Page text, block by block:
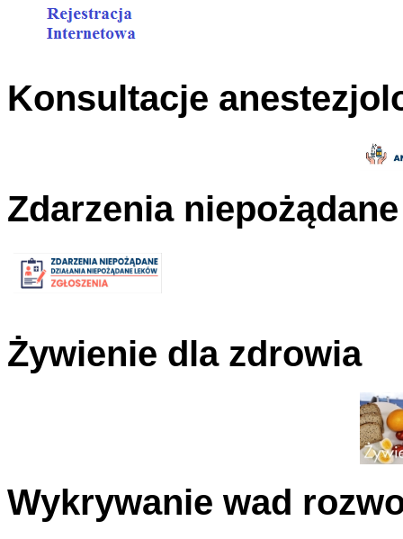
Konsultacje
Zdarzenia niepożądane
Żywienie dla zdrowia
Wykrywanie wad